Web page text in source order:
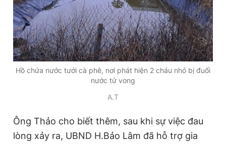
Hồ chứa nước tưới cà phê, nơi phát hiện 2 cháu nhỏ bị đuối
nước tử vong
A.T
Ông Thảo cho biết thêm, sau khi sự việc đau
lòng xảy ra, UBND H.Bảo Lâm đã hỗ trợ gia